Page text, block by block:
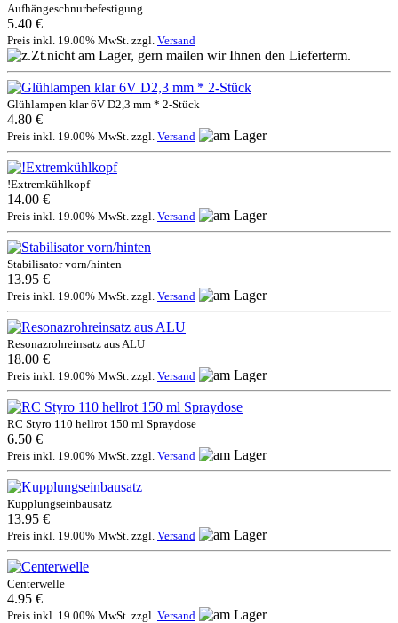
Aufhängeschnurbefestigung
5.40 €
Preis inkl. 19.00% MwSt. zzgl. Versand
Glühlampen klar 6V D2,3 mm * 2-Stück
4.80 €
Preis inkl. 19.00% MwSt. zzgl. Versand
!Extremkühlkopf
14.00 €
Preis inkl. 19.00% MwSt. zzgl. Versand
Stabilisator vorn/hinten
13.95 €
Preis inkl. 19.00% MwSt. zzgl. Versand
Resonazrohreinsatz aus ALU
18.00 €
Preis inkl. 19.00% MwSt. zzgl. Versand
RC Styro 110 hellrot 150 ml Spraydose
6.50 €
Preis inkl. 19.00% MwSt. zzgl. Versand
Kupplungseinbausatz
13.95 €
Preis inkl. 19.00% MwSt. zzgl. Versand
Centerwelle
4.95 €
Preis inkl. 19.00% MwSt. zzgl. Versand